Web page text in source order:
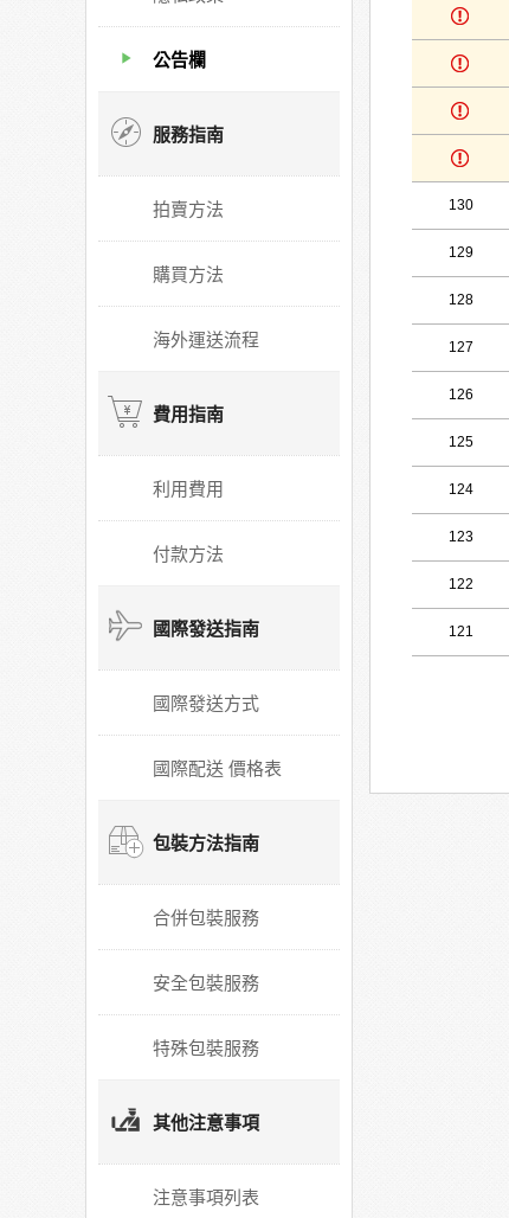
公告欄
服務指南
拍賣方法
購買方法
海外運送流程
費用指南
利用費用
付款方法
國際發送指南
國際發送方式
國際配送 價格表
包裝方法指南
合併包裝服務
安全包裝服務
特殊包裝服務
其他注意事項
注意事項列表
130
129
128
127
126
125
124
123
122
121